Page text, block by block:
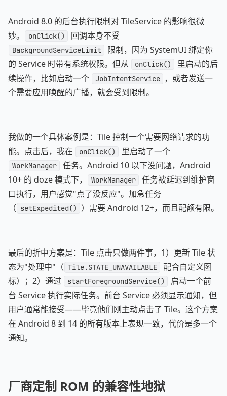
Android 8.0 的后台执行限制对 TileService 的影响很微
妙。
onClick() 回调本身不受
BackgroundServiceLimit
限制，因为 SystemUI 绑定你
的 Service 时带有系统权限。但从
onClick()
里启动的后
续操作，比如启动一个
JobIntentService ，或者发送一
个需要应用唤醒的广播，就会受到限制。
我做的一个具体案例是：Tile 控制一个需要网络请求的功
能。点击后，我在
onClick() 里启动了一个
WorkManager
任务。Android 10 以下没问题，Android
10+ 的 doze 模式下，
WorkManager
任务被延迟到维护窗
口执行，用户感觉"点了没反应"。加急任务
（ setExpedited() ）需要 Android 12+，而且配额有限。
最后的折中方案是：Tile 点击只做两件事，1）更新 Tile 状
态为"处理中"（ Tile.STATE_UNAVAILABLE
配合自定义图
标）；2）通过
startForegroundService()
启动一个前
台 Service 执行实际任务。前台 Service 必须显示通知，但
用户通常能接受——毕竟他们刚主动点击了 Tile。这个方案
在 Android 8 到 14 的所有版本上表现一致，代价是多一个
通知。
厂商定制 ROM 的兼容性地狱